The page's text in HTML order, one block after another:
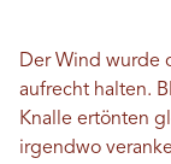
Der Wind wurde
aufrecht halten.
Knalle ertönten
irgendwo